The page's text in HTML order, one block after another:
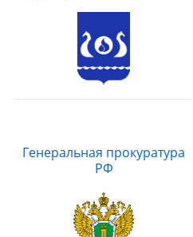
Генеральная прокуратура
РФ